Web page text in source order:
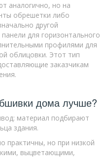
аналогично, но на
обрешетки либо
другой
для горизонтального
профилями для
облицовки. Этот тип
заказчикам
дома лучше?
материал подбирают
здания.
практичны, но при низкой
выцветающими,